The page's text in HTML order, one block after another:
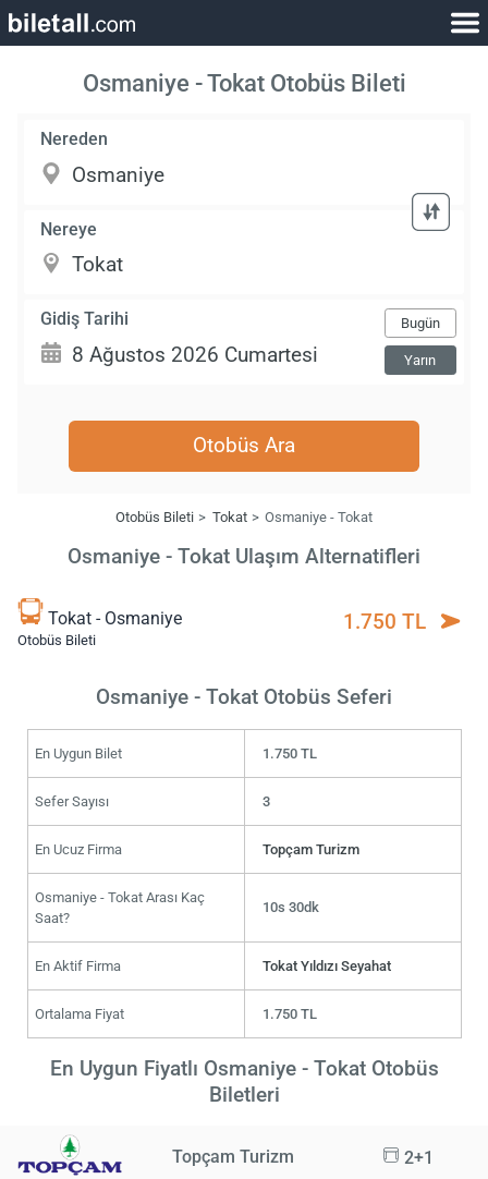
Osmaniye - Tokat Otobüs Bileti
Nereden
Nereye
Gidiş Tarihi Bugün
Yarın
Otobüs Ara
Otobüs Bileti Tokat Osmaniye - Tokat
Osmaniye - Tokat Ulaşım Alternatifleri
Tokat - Osmaniye
Otobüs Bileti
1.750 TL
Osmaniye - Tokat Otobüs Seferi
En Uygun Bilet 1.750 TL
Sefer Sayısı 3
En Ucuz Firma Topçam Turizm
Osmaniye - Tokat Arası Kaç
Saat?
10s 30dk
En Aktif Firma Tokat Yıldızı Seyahat
Ortalama Fiyat 1.750 TL
En Uygun Fiyatlı Osmaniye - Tokat Otobüs
Biletleri
Topçam Turizm 2+1